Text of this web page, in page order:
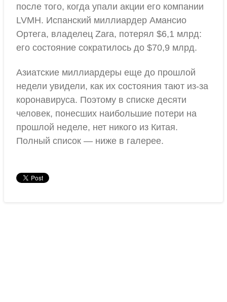
после того, когда упали акции его компании
LVMH. Испанский миллиардер Амансио
Ортега, владелец Zara, потерял $6,1 млрд:
его состояние сократилось до $70,9 млрд.
Азиатские миллиардеры еще до прошлой
недели увидели, как их состояния тают из-за
коронавируса. Поэтому в списке десяти
человек, понесших наибольшие потери на
прошлой неделе, нет никого из Китая.
Полный список — ниже в галерее.